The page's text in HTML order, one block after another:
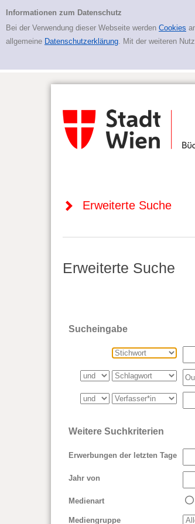
Erweiterte Suche
Informationen zum Datenschutz
Bei der Verwendung dieser Webseite werden Cookies
allgemeine Datenschutzerklärung. Mit der weiteren
Erweiterte Suche
Erweiterte Suche
Sucheingabe
Weitere Suchkriterien
Erwerbungen der letzten Tage
Jahr von
Medienart
Mediengruppe